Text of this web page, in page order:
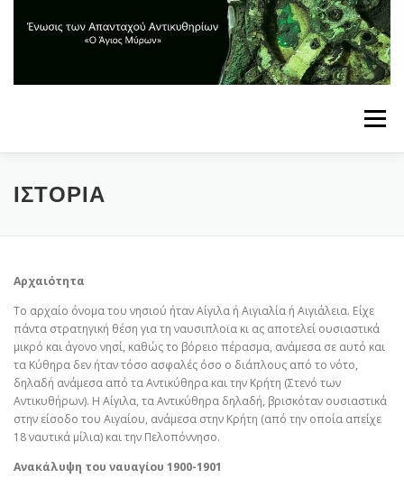
Menu
ΑΡΧΙΚΗ
ΙΣΤΟΡΙΑ
Αρχαιότητα
Το αρχαίο όνομα του νησιού ήταν Αίγιλα ή Αιγιαλία ή Αιγιάλεια. Είχε
πάντα στρατηγική θέση για τη ναυσιπλοϊα κι ας αποτελεί ουσιαστικά
μικρό και άγονο νησί, καθώς το βόρειο πέρασμα, ανάμεσα σε αυτό και
τα Κύθηρα δεν ήταν τόσο ασφαλές όσο ο διάπλους από το νότο,
δηλαδή ανάμεσα από τα Αντικύθηρα και την Κρήτη (Στενό των
Αντικυθήρων). Η Αίγιλα, τα Αντικύθηρα δηλαδή, βρισκόταν ουσιαστικά
στην είσοδο του Αιγαίου, ανάμεσα στην Κρήτη (από την οποία απείχε
18 ναυτικά μίλια) και την Πελοπόννησο.
Ανακάλυψη του ναυαγίου 1900-1901